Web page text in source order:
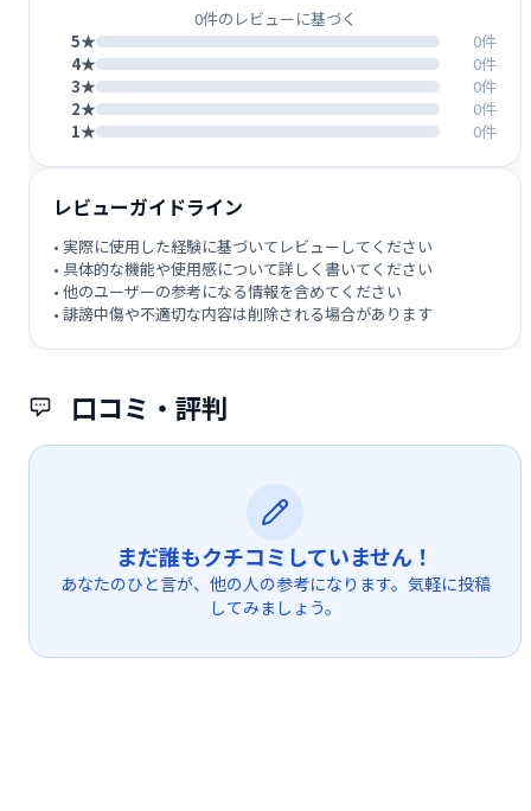
口コミ・評判
まだ誰もクチコミしていません！
あなたのひと言が、他の人の参考になります。気軽に投稿
してみましょう。
0件のレビューに基づく
5★
0件
4★
0件
3★
0件
2★
0件
1★
0件
レビューガイドライン
• 実際に使用した経験に基づいてレビューしてください
• 具体的な機能や使用感について詳しく書いてください
• 他のユーザーの参考になる情報を含めてください
• 誹謗中傷や不適切な内容は削除される場合があります